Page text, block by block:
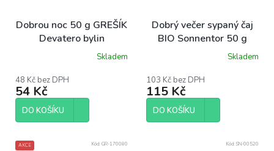
Dobrou noc 50 g GREŠÍK
Devatero bylin
Skladem
48 Kč bez DPH
54 Kč
DO KOŠÍKU
Dobrý večer sypaný čaj
BIO Sonnentor 50 g
Skladem
103 Kč bez DPH
115 Kč
DO KOŠÍKU
AKCE Kód: GR-170080 Kód: SN-00520